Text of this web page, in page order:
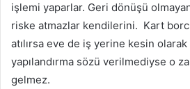
işlemi yaparlar. Geri dönüşü
riske atmazlar kendilerini. Kart
atılırsa eve de iş yerine kesin
yapılandırma sözü verilmediyse o
gelmez.